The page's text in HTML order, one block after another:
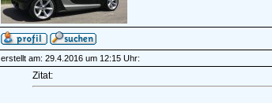
erstellt am: 29.4.2016 um 12:15 Uhr:
Zitat: